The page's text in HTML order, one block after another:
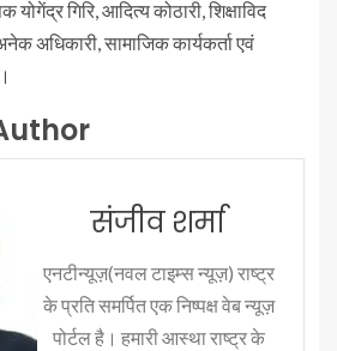
गिरि, आदित्य कोठारी, शिक्षाविद
अधिकारी, सामाजिक कार्यकर्ता एवं
संजीव शर्मा
एनटीन्यूज़(नवल टाइम्स न्यूज़) राष्ट्र
के प्रति समर्पित एक निष्पक्ष वेब न्यूज़
पोर्टल है। हमारी आस्था राष्ट्र के